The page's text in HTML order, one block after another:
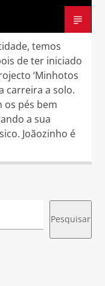
temos
de ter iniciado
‘Minhotos
carreira a solo.
os pés bem
a sua
Joãozinho é
Pesquisar